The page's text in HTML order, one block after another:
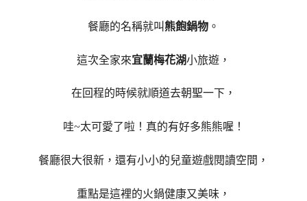
餐廳的名稱就叫 熊飽鍋物 。
這次全家來宜蘭梅花湖小旅遊，
在回程的時候就順道去朝聖一下，
哇~太可愛了啦！真的有好多熊熊喔！
餐廳很大很新，還有小小的兒童遊戲閱讀空間，
重點是這裡的火鍋健康又美味，